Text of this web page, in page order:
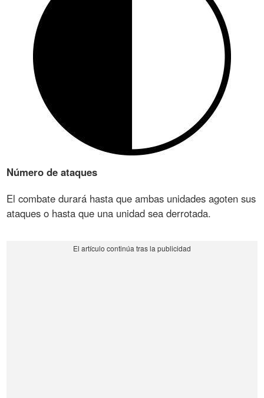
Número de ataques
El combate durará hasta que ambas unidades agoten sus
ataques o hasta que una unidad sea derrotada.